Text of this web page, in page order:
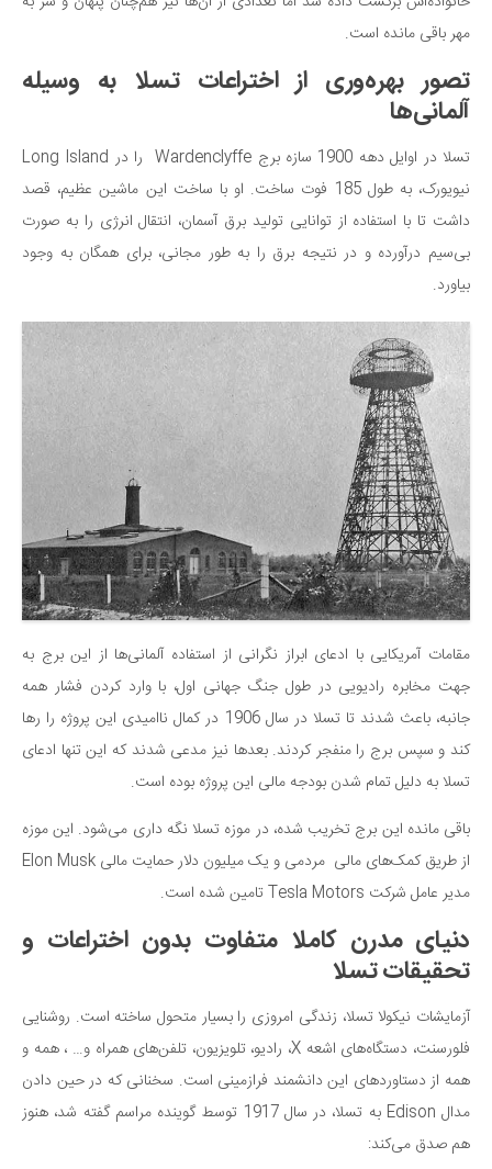
مهر باقی مانده است.
تصور بهره‌وری از اختراعات تسلا به وسیله
آلمانی‌ها
تسلا در اوایل دهه 1900 سازه برج Wardenclyffe را در Long Island
نیویورک، به طول 185 فوت ساخت. او با ساخت این ماشین عظیم، قصد
داشت تا با استفاده از توانایی تولید برق آسمان، انتقال انرژی را به صورت
بی‌سیم درآورده و در نتیجه برق را به طور مجانی، برای همگان به وجود
بیاورد.
مقامات آمریکایی با ادعای ابراز نگرانی از استفاده آلمانی‌ها از این برج به
جهت مخابره رادیویی در طول جنگ جهانی اول، با وارد کردن فشار همه
جانبه، باعث شدند تا تسلا در سال 1906 در کمال ناامیدی این پروژه را رها
کند و سپس برج را منفجر کردند. بعدها نیز مدعی شدند که این تنها ادعای
تسلا به دلیل تمام شدن بودجه مالی این پروژه بوده است.
باقی مانده این برج تخریب شده، در موزه تسلا نگه داری می‌شود. این موزه
از طریق کمک‌های مالی مردمی و یک میلیون دلار حمایت مالی Elon Musk
مدیر عامل شرکت Tesla Motors تامین شده است.
دنیای مدرن کاملا متفاوت بدون اختراعات و
تحقیقات تسلا
آزمایشات نیکولا تسلا، زندگی امروزی را بسیار متحول ساخته است. روشنایی
فلورسنت، دستگاه‌های اشعه X، رادیو، تلویزیون، تلفن‌های همراه و… ، همه و
همه از دستاوردهای این دانشمند فرازمینی است. سخنانی که در حین دادن
مدال Edison به تسلا، در سال 1917 توسط گوینده مراسم گفته شد، هنوز
هم صدق می‌کند: